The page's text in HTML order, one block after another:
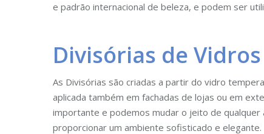
e padrão internacional de beleza, e podem ser
Divisórias de Vidros
As Divisórias são criadas a partir do vidro
aplicada também em fachadas de lojas ou em
importante e podemos mudar o jeito de
proporcionar um ambiente sofisticado e elegante.